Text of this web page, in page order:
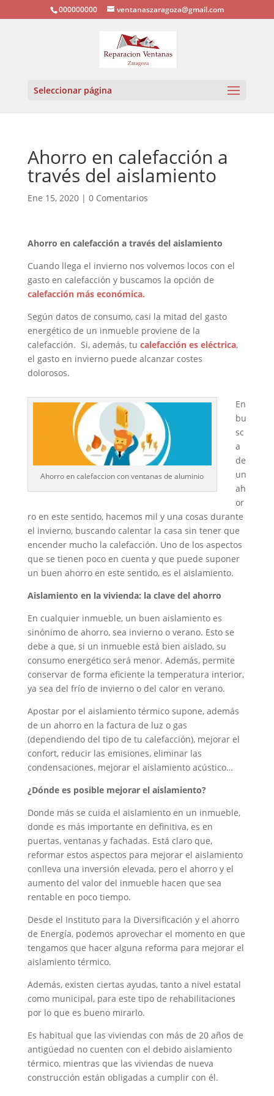
000000000 ventanaszaragoza@gmail.com
Seleccionar página
Ahorro en calefacción a
través del aislamiento
Ene 15, 2020| 0 Comentarios
Ahorro en calefacción a través del aislamiento
Cuando llega el invierno nos volvemos locos con el
gasto en calefacción y buscamos la opción de
calefacción más económica.
Según datos de consumo, casi la mitad del gasto
energético de un inmueble proviene de la
calefacción. Si, además, tu calefacción es eléctrica,
el gasto en invierno puede alcanzar costes
dolorosos.
Ahorro en calefaccion con ventanas de aluminio
En
bu
sc
a
de
un
ah
or
ro en este sentido, hacemos mil y una cosas durante
el invierno, buscando calentar la casa sin tener que
encender mucho la calefacción. Uno de los aspectos
que se tienen poco en cuenta y que puede suponer
un buen ahorro en este sentido, es el aislamiento.
Aislamiento en la vivienda: la clave del ahorro
En cualquier inmueble, un buen aislamiento es
sinónimo de ahorro, sea invierno o verano. Esto se
debe a que, si un inmueble está bien aislado, su
consumo energético será menor. Además, permite
conservar de forma eficiente la temperatura interior,
ya sea del frío de invierno o del calor en verano.
Apostar por el aislamiento térmico supone, además
de un ahorro en la factura de luz o gas
(dependiendo del tipo de tu calefacción), mejorar el
confort, reducir las emisiones, eliminar las
condensaciones, mejorar el aislamiento acústico…
¿Dónde es posible mejorar el aislamiento?
Donde más se cuida el aislamiento en un inmueble,
donde es más importante en definitiva, es en
puertas, ventanas y fachadas. Está claro que,
reformar estos aspectos para mejorar el aislamiento
conlleva una inversión elevada, pero el ahorro y el
aumento del valor del inmueble hacen que sea
rentable en poco tiempo.
Desde el Instituto para la Diversificación y el ahorro
de Energía, podemos aprovechar el momento en que
tengamos que hacer alguna reforma para mejorar el
aislamiento térmico.
Además, existen ciertas ayudas, tanto a nivel estatal
como municipal, para este tipo de rehabilitaciones
por lo que es bueno mirarlo.
Es habitual que las viviendas con más de 20 años de
antigüedad no cuenten con el debido aislamiento
térmico, mientras que las viviendas de nueva
construcción están obligadas a cumplir con él.